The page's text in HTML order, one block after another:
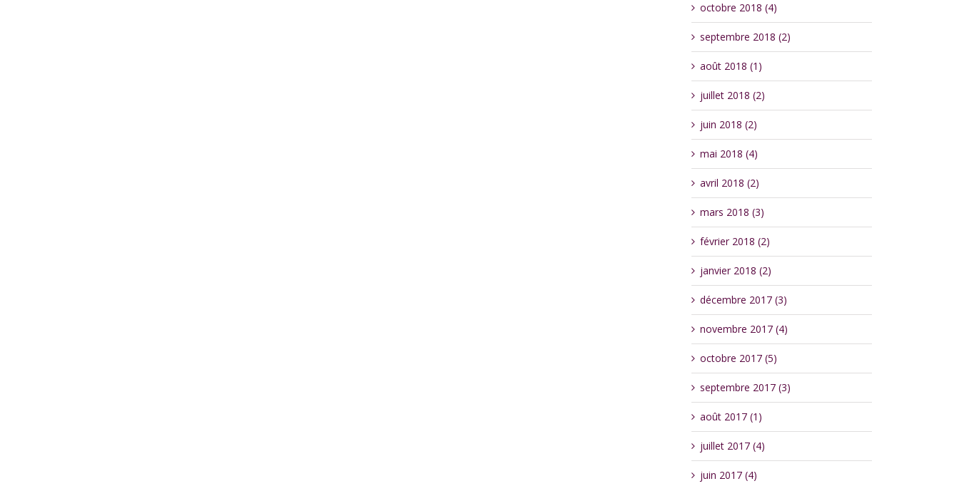
octobre 2018 (4)
septembre 2018 (2)
août 2018 (1)
juillet 2018 (2)
juin 2018 (2)
mai 2018 (4)
avril 2018 (2)
mars 2018 (3)
février 2018 (2)
janvier 2018 (2)
décembre 2017 (3)
novembre 2017 (4)
octobre 2017 (5)
septembre 2017 (3)
août 2017 (1)
juillet 2017 (4)
juin 2017 (4)